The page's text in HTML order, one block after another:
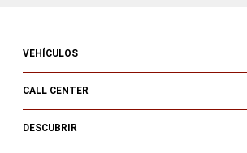
VEHÍCULOS
CALL CENTER
DESCUBRIR